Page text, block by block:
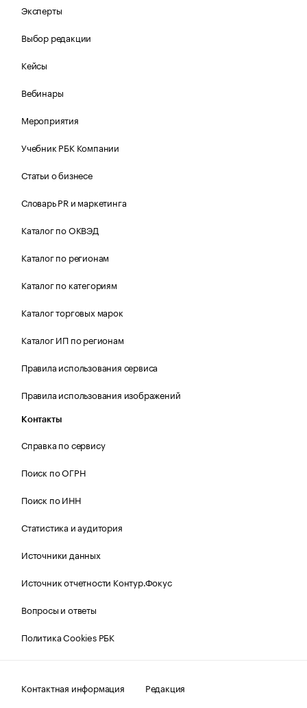
Эксперты
Выбор редакции
Кейсы
Вебинары
Мероприятия
Учебник РБК Компании
Статьи о бизнесе
Словарь PR и маркетинга
Каталог по ОКВЭД
Каталог по регионам
Каталог по категориям
Каталог торговых марок
Каталог ИП по регионам
Правила использования сервиса
Правила использования изображений
Контакты
Справка по сервису
Поиск по ОГРН
Поиск по ИНН
Статистика и аудитория
Источники данных
Источник отчетности Контур.Фокус
Вопросы и ответы
Политика Cookies РБК
Контактная информация Редакция